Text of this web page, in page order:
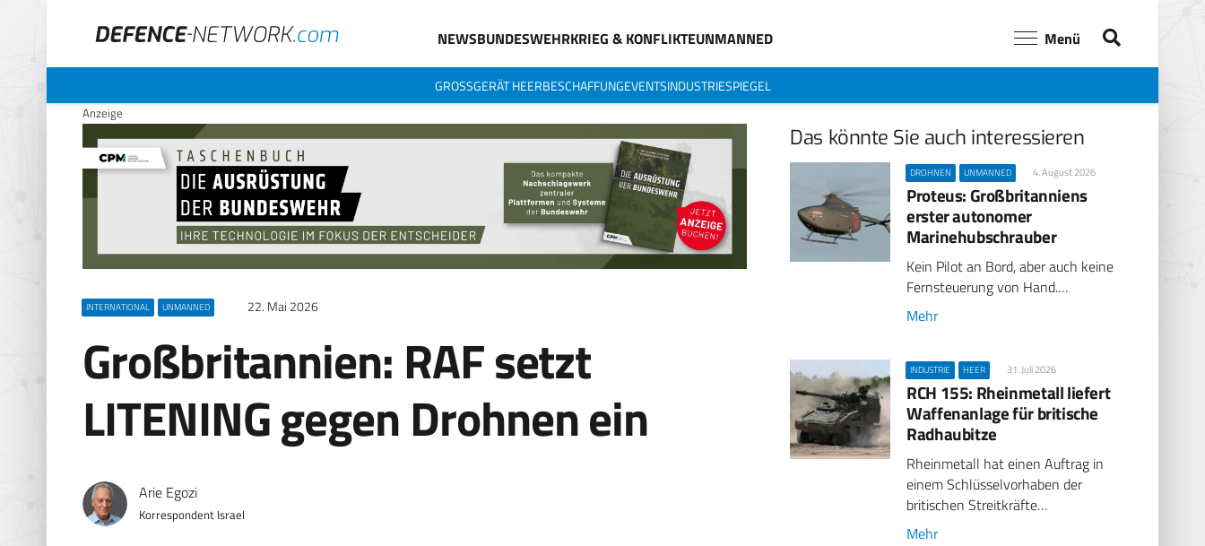
NEWSBUNDESWEHRKRIEG & KONFLIKTEUNMANNED Menü
GROSSGERÄT HEERBESCHAFFUNGEVENTSINDUSTRIESPIEGEL
Anzeige
INTERNATIONAL UNMANNED 22. Mai 2026
Großbritannien: RAF setzt
LITENING gegen Drohnen ein
Arie Egozi
Korrespondent Israel
Das könnte Sie auch interessieren
DROHNEN UNMANNED 4. August 2026
Proteus: Großbritanniens
erster autonomer
Marinehubschrauber
Kein Pilot an Bord, aber auch keine
Fernsteuerung von Hand.…
Mehr
INDUSTRIE HEER 31. Juli 2026
RCH 155: Rheinmetall liefert
Waffenanlage für britische
Radhaubitze
Rheinmetall hat einen Auftrag in
einem Schlüsselvorhaben der
britischen Streitkräfte…
Mehr